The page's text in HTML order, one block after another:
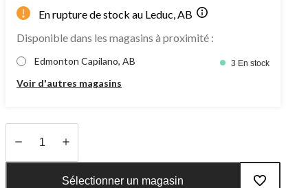
En rupture de stock au Leduc, AB
Disponible dans les magasins à proximité :
Edmonton Capilano, AB 3 En stock
Voir d'autres magasins
Quantité
Sélectionner un magasin